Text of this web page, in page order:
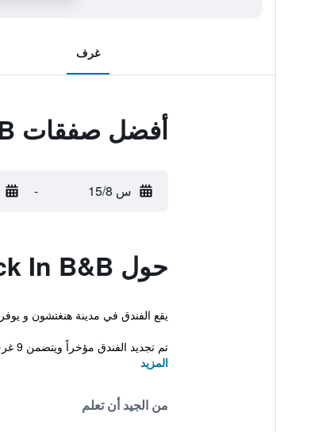
غرف
أفضل صفقات Check In B&B
س 15/8 -
حول Check In B&B
يقع الفندق في مدينة هنغتشون و يوفر
تم تجديد الفندق مؤخراً ويتضمن 9 غرف أنيقة. ويتوفر في الفندق أيضاً خدمة الاست...
المزيد
من الجيد أن تعلم